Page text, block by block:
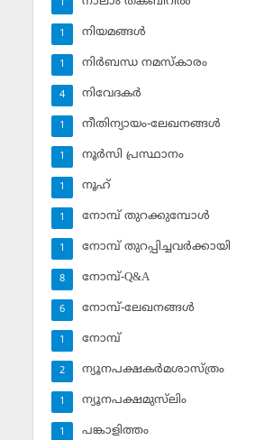
1
നിയമങ്ങള്‍
1
നിര്‍ബന്ധ നമസ്‌കാരം
1
നിവേദകര്‍
4
നീതിന്യായം-ലേഖനങ്ങള്‍
1
നൂര്‍സി പ്രസ്ഥാനം
1
നൂഹ്‌
1
നോമ്പ് തുറക്കുമ്പോള്‍
1
നോമ്പ് തുറപ്പിച്ചവര്‍ക്കായി
1
നോമ്പ്-Q&A
8
നോമ്പ്-ലേഖനങ്ങള്‍
6
നോമ്പ്‌
1
ന്യൂനപക്ഷകര്‍മശാസ്ത്രം
2
ന്യൂനപക്ഷമുസ്‌ലിം
1
പങ്കാളിത്തം
1